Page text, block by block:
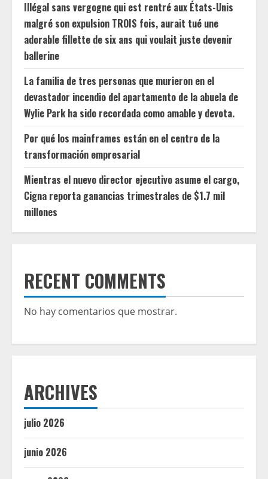
Illégal sans vergogne qui est rentré aux États-Unis
malgré son expulsion TROIS fois, aurait tué une
adorable fillette de six ans qui voulait juste devenir
ballerine
La familia de tres personas que murieron en el
devastador incendio del apartamento de la abuela de
Wylie Park ha sido recordada como amable y devota.
Por qué los mainframes están en el centro de la
transformación empresarial
Mientras el nuevo director ejecutivo asume el cargo,
Cigna reporta ganancias trimestrales de $1.7 mil
millones
RECENT COMMENTS
No hay comentarios que mostrar.
ARCHIVES
julio 2026
junio 2026